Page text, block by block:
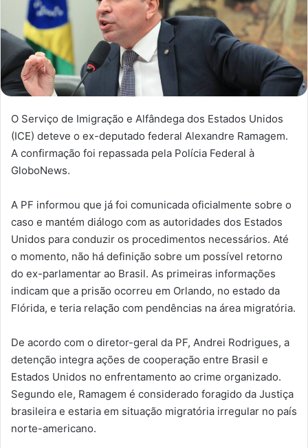
O Serviço de Imigração e Alfândega dos Estados Unidos
(ICE) deteve o ex-deputado federal Alexandre Ramagem.
A confirmação foi repassada pela Polícia Federal à
GloboNews.
A PF informou que já foi comunicada oficialmente sobre o
caso e mantém diálogo com as autoridades dos Estados
Unidos para conduzir os procedimentos necessários. Até
o momento, não há definição sobre um possível retorno
do ex-parlamentar ao Brasil. As primeiras informações
indicam que a prisão ocorreu em Orlando, no estado da
Flórida, e teria relação com pendências na área migratória.
De acordo com o diretor-geral da PF, Andrei Rodrigues, a
detenção integra ações de cooperação entre Brasil e
Estados Unidos no enfrentamento ao crime organizado.
Segundo ele, Ramagem é considerado foragido da Justiça
brasileira e estaria em situação migratória irregular no país
norte-americano.